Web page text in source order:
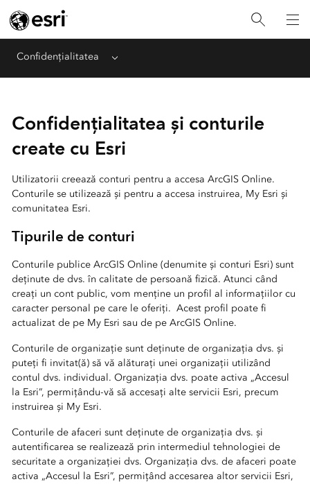
Confidențialitatea Menu
Confidențialitatea și conturile
create cu Esri
Utilizatorii creează conturi pentru a accesa ArcGIS Online.
Conturile se utilizează și pentru a accesa instruirea, My Esri și
comunitatea Esri.
Tipurile de conturi
Conturile publice ArcGIS Online (denumite și conturi Esri) sunt
deținute de dvs. în calitate de persoană fizică. Atunci când
creați un cont public, vom menține un profil al informațiilor cu
caracter personal pe care le oferiți. Acest profil poate fi
actualizat de pe My Esri sau de pe ArcGIS Online.
Conturile de organizație sunt deținute de organizația dvs. și
puteți fi invitat(ă) să vă alăturați unei organizații utilizând
contul dvs. individual. Organizația dvs. poate activa „Accesul
la Esri”, permițându-vă să accesați alte servicii Esri, precum
instruirea și My Esri.
Conturile de afaceri sunt deținute de organizația dvs. și
autentificarea se realizează prin intermediul tehnologiei de
securitate a organizației dvs. Organizația dvs. de afaceri poate
activa „Accesul la Esri”, permițând accesarea altor servicii Esri,